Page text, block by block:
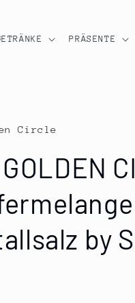
PRÄSENTE
Circle
by